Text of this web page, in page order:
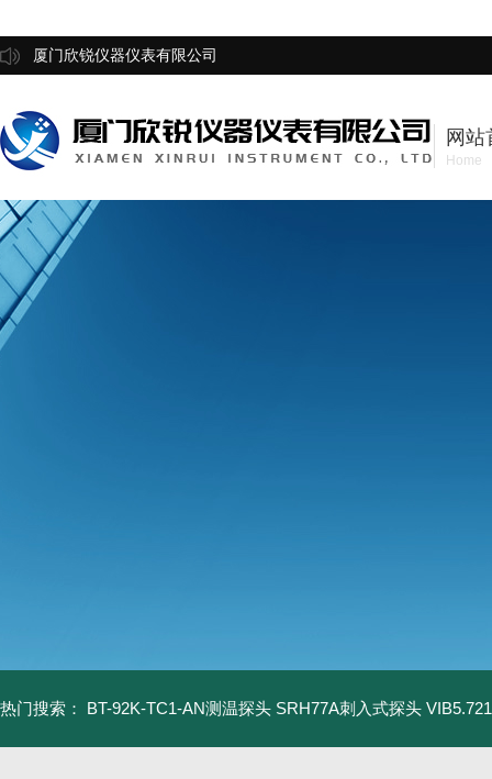
厦门欣锐仪器仪表有限公司
网站
Home
热门搜索： BT-92K-TC1-AN测温探头 SRH77A刺入式探头